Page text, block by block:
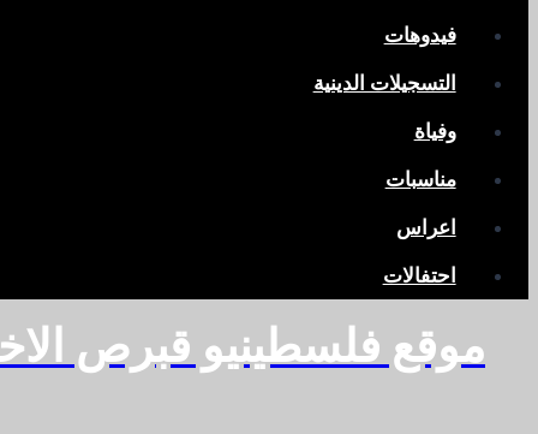
فيدوهات
التسجيلات الدينية
وفياة
مناسبات
اعراس
احتفالات
موقع فلسطينيو قبرص